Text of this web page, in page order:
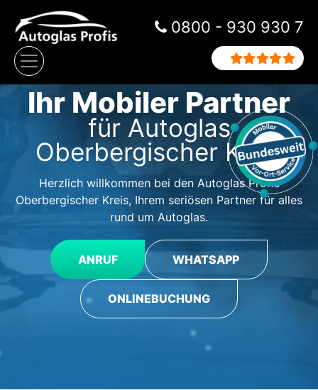
Zum Inhalt springen
Hauptnavigation
0800 - 930 930 7
Ihr Mobiler Partner
für Autoglas
Oberbergischer Kreis
Herzlich willkommen bei den Autoglas Profis
Oberbergischer Kreis, Ihrem seriösen Partner für alles
rund um Autoglas.
ANRUF WHATSAPP
ONLINEBUCHUNG